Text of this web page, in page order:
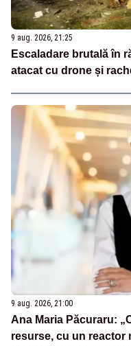
9 aug. 2026, 21:25
Escaladare brutală în
atacat cu drone și
9 aug. 2026, 21:00
Ana Maria Păcuraru:
resurse, cu un reactor